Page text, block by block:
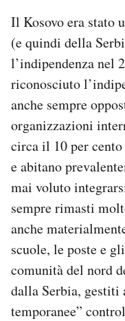
Il Kosovo era stato
(e quindi della
l’indipendenza nel
riconosciuto
anche sempre
organizzazioni
circa il 10 per
e abitano
mai voluto
sempre rimasti
anche
scuole, le poste e
comunità del nord
dalla Serbia, gestiti
temporanee”